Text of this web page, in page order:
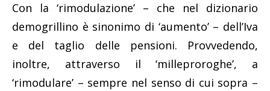
Con la ‘rimodulazione’ – che nel dizionario
demogrillino è sinonimo di ‘aumento’ – dell’Iva
e del taglio delle pensioni. Provvedendo,
inoltre, attraverso il ‘milleproroghe’, a
‘rimodulare’ – sempre nel senso di cui sopra –